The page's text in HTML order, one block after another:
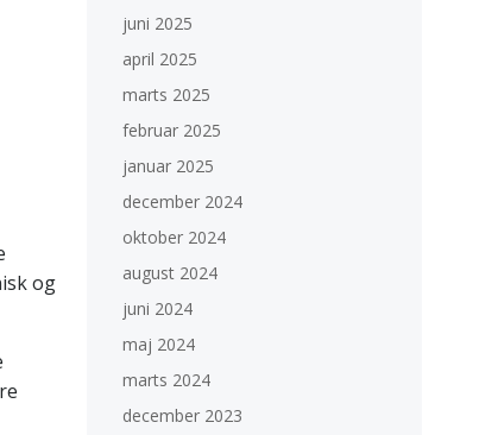
og
juni 2025
april 2025
marts 2025
februar 2025
januar 2025
december 2024
oktober 2024
august 2024
juni 2024
maj 2024
marts 2024
december 2023